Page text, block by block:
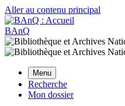
Aller au contenu principal
BAnQ
Menu
Recherche
Mon dossier